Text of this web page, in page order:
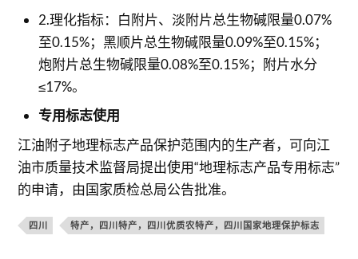
2.理化指标：白附片、淡附片总生物碱限量0.07%
至0.15%；黑顺片总生物碱限量0.09%至0.15%；
炮附片总生物碱限量0.08%至0.15%；附片水分
≤17%。
专用标志使用
江油附子地理标志产品保护范围内的生产者，可向江
油市质量技术监督局提出使用“地理标志产品专用标志”
的申请，由国家质检总局公告批准。
四川 特产，四川特产，四川优质农特产，四川国家地理保护标志